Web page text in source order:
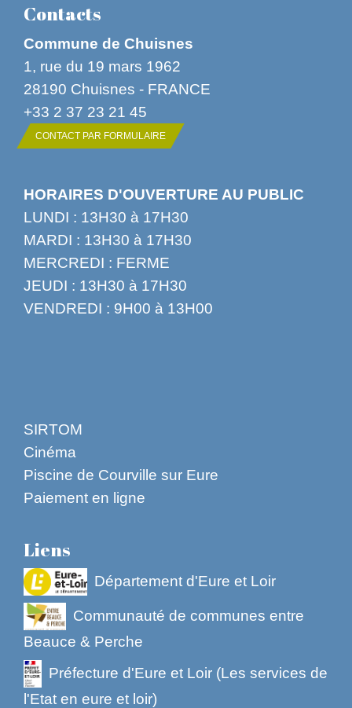
Contacts
Commune de Chuisnes
1, rue du 19 mars 1962
28190 Chuisnes - FRANCE
+33 2 37 23 21 45
CONTACT PAR FORMULAIRE
HORAIRES D'OUVERTURE AU PUBLIC
LUNDI : 13H30 à 17H30
MARDI : 13H30 à 17H30
MERCREDI : FERME
JEUDI : 13H30 à 17H30
VENDREDI : 9H00 à 13H00
SIRTOM
Cinéma
Piscine de Courville sur Eure
Paiement en ligne
Liens
Département d'Eure et Loir
Communauté de communes entre
Beauce & Perche
Préfecture d'Eure et Loir (Les services de
l'Etat en eure et loir)